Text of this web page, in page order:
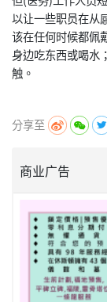
以让一些职员在从
该在任何时候都佩
身边吃东西或喝水
触。
分享至
商业广告